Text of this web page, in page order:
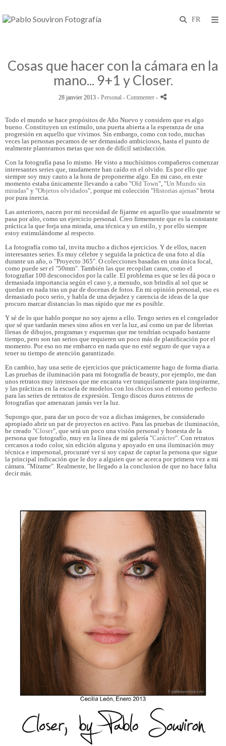
Cosas que hacer con la cámara en la
mano... 9+1 y Closer.
28 janvier 2013 - Personal - Commenter -
Todo el mundo se hace propósitos de Año Nuevo y considero que es algo
bueno. Constituyen un estímulo, una puerta abierta a la esperanza de una
progresión en aquello que vivimos. Sin embargo, como con todo, muchas
veces las personas pecamos de ser demasiado ambiciosos, hasta el punto de
realmente plantearnos metas que son de difícil satisfacción.
Con la fotografía pasa lo mismo. He visto a muchísimos compañeros comenzar
interesantes series que, raudamente han caído en el olvido. Es por ello que
siempre soy muy cauto a la hora de proponerme algo. En mi caso, en este
momento estaba únicamente llevando a cabo "Old Town", "Un Mundo sin
miradas" y "Objetos olvidados", porque mi colección "Historias ajenas" brota
por pura inercia.
Las anteriores, nacen por mi necesidad de fijarme en aquello que usualmente se
pasa por alto, como un ejercicio personal. Creo firmemente que es la constante
práctica la que forja una mirada, una técnica y un estilo, y por ello siempre
estoy estimulándome al respecto.
La fotografía como tal, invita mucho a dichos ejercicios. Y de ellos, nacen
interesantes series. Es muy célebre y seguida la práctica de una foto al día
durante un año, o "Proyecto 365". O colecciones basadas en una única focal,
como puede ser el "50mm". También las que recopilan caras, como el
fotografiar 100 desconocidos por la calle. El problema es que se les dá poca o
demasiada importancia según el caso y, a menudo, son brindis al sol que se
quedan en nada tras un par de docenas de fotos. En mi opinión personal, eso es
demasiado poco serio, y habla de una dejadez y carencia de ideas de la que
procuro marcar distancias lo mas rápido que me es posible.
Y sé de lo que hablo porque no soy ajeno a ello. Tengo series en el congelador
que sé que tardarán meses sino años en ver la luz, así como un par de libretas
llenas de dibujos, programas y esquemas que me tendrían ocupado bastante
tiempo, pero son tan serios que requieren un poco más de planificación por el
momento. Por eso no me embarco en nada que no esté seguro de que vaya a
tener su tiempo de atención garantizado.
En cambio, hay una serie de ejercicios que prácticamente hago de forma diaria.
Las pruebas de iluminación para mi fotografía de beauty, por ejemplo, me dan
unos retratos muy intensos que me encanta ver tranquilamente para inspirarme,
y las prácticas en la escuela de modelos con los chicos son el entorno perfecto
para las series de retratos de expresión. Tengo discos duros enteros de
fotografías que amenazan jamás ver la luz.
Supongo que, para dar un poco de voz a dichas imágenes, he considerado
apropiado abrir un par de proyectos en activo. Para las pruebas de iluminación,
he creado "Closer", que será un poco una visión personal y honesta de la
persona que fotografío, muy en la línea de mi galería "Carácter". Con retratos
cercanos a todo color, sin edición alguna y apoyado en una iluminación muy
técnica e impersonal, procuraré ver si soy capaz de captar la persona que sigue
la principal indicación que le doy a alguien que se acerca por primera vez a mi
cámara. "Mírame". Realmente, he llegado a la conclusion de que no hace falta
decir más.